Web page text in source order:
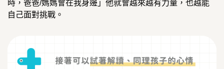
時，爸爸/媽媽會在我身邊」他就會越來越有力量，也越能
自己面對挑戰。